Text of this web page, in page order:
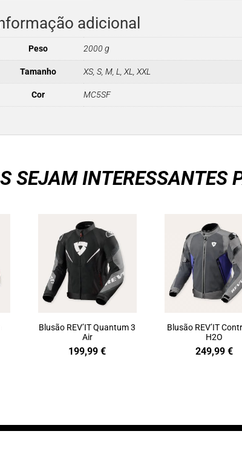
adicional
Peso 2000 g
Tamanho XS, S, M, L, XL, XXL
Cor MC5SF
SEJAM INTERESSANTES
Blusão REV’IT Quantum 3
Air
199,99€
Blusão REV’IT
H2O
249,99 €